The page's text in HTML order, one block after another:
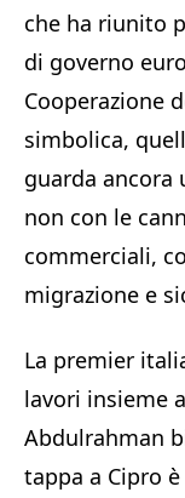
che ha riunito
di governo
Cooperazione
simbolica,
guarda ancora
non con le
commerciali,
migrazione e
La premier
lavori insieme
Abdulrahman
tappa a Cipro